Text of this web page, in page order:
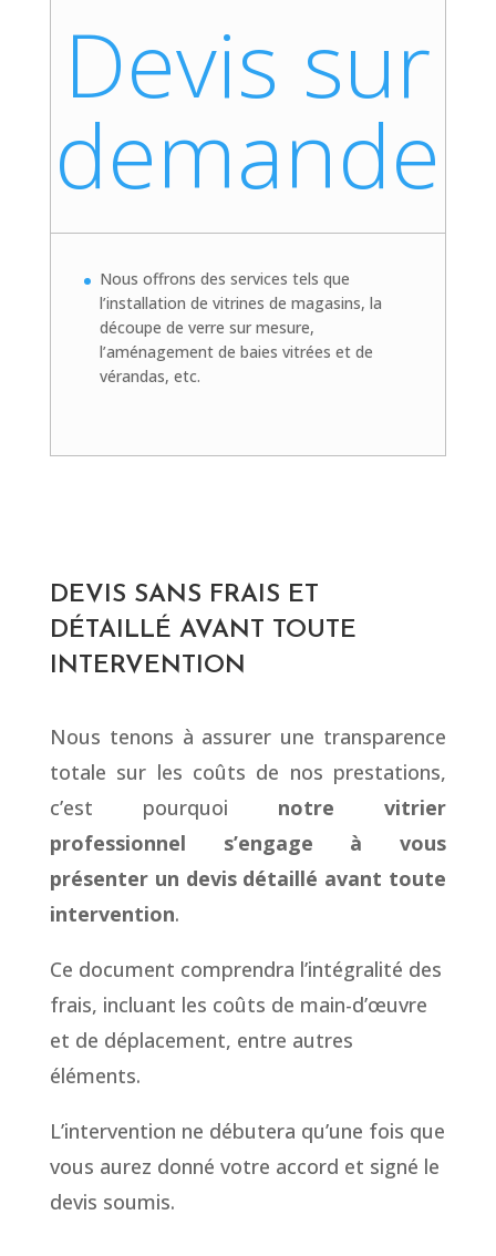
Devis sur
demande
Nous offrons des services tels que
l’installation de vitrines de magasins, la
découpe de verre sur mesure,
l’aménagement de baies vitrées et de
vérandas, etc.
DEVIS SANS FRAIS ET
DÉTAILLÉ AVANT TOUTE
INTERVENTION
Nous tenons à assurer une transparence
totale sur les coûts de nos prestations,
c’est pourquoi notre vitrier
professionnel s’engage à vous
présenter un devis détaillé avant toute
intervention.
Ce document comprendra l’intégralité des
frais, incluant les coûts de main-d’œuvre
et de déplacement, entre autres
éléments.
L’intervention ne débutera qu’une fois que
vous aurez donné votre accord et signé le
devis soumis.